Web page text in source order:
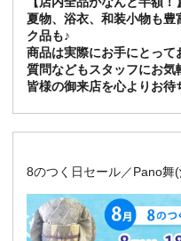
夏物、浴衣、和装小物も
ク品も♪
商品は実際にお手にとって
質問などもスタッフにお気
皆様の御来店を心よりお待
8のつく日セール／Pano舞